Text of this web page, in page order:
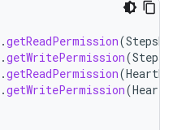
.getReadPermission(
.getWritePermission(
.getReadPermission(
.getWritePermission(